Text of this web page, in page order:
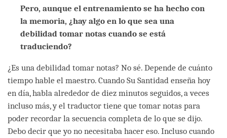
Pero, aunque el entrenamiento se ha hecho con
la memoria, ¿hay algo en lo que sea una
debilidad tomar notas cuando se está
traduciendo?
¿Es una debilidad tomar notas? No sé. Depende de cuánto
tiempo hable el maestro. Cuando Su Santidad enseña hoy
en día, habla alrededor de diez minutos seguidos, a veces
incluso más, y el traductor tiene que tomar notas para
poder recordar la secuencia completa de lo que se dijo.
Debo decir que yo no necesitaba hacer eso. Incluso cuando